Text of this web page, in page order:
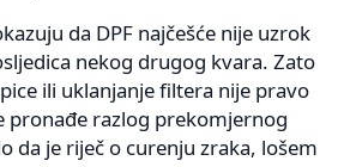
da DPF najčešće nije uzrok
nekog drugog kvara. Zato
ili uklanjanje filtera nije pravo
pronađe razlog prekomjernog
da je riječ o curenju zraka, lošem